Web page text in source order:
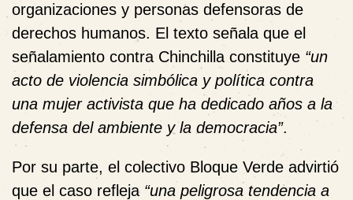
organizaciones y personas defensoras de
derechos humanos. El texto señala que el
señalamiento contra Chinchilla constituye “un
acto de violencia simbólica y política contra
una mujer activista que ha dedicado años a la
defensa del ambiente y la democracia”.
Por su parte, el colectivo Bloque Verde advirtió
que el caso refleja “una peligrosa tendencia a